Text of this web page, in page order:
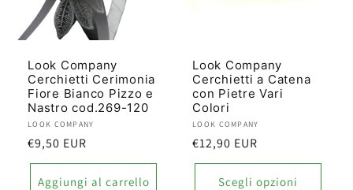
Look Company
Cerchietti Cerimonia
Fiore Bianco Pizzo e
Nastro cod.269-120
Produttore:
LOOK COMPANY
Prezzo
di
listino
€9,50 EUR
Aggiungi al carrello
Look Company
Cerchietti a Catena
con Pietre Vari
Colori
Produttore:
LOOK COMPANY
Prezzo
di
listino
€12,90 EUR
Scegli opzioni